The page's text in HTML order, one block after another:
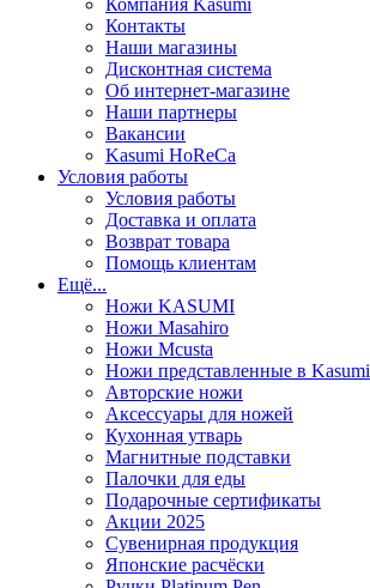
Контакты
Наши магазины
Дисконтная система
Об интернет-магазине
Наши партнеры
Вакансии
Kasumi HoReCa
Условия работы
Условия работы
Доставка и оплата
Возврат товара
Помощь клиентам
Ещё...
Ножи KASUMI
Ножи Masahiro
Ножи Mcusta
Ножи представленные в Kasumi
Авторские ножи
Аксессуары для ножей
Кухонная утварь
Магнитные подставки
Палочки для еды
Подарочные сертификаты
Акции 2025
Сувенирная продукция
Японские расчёски